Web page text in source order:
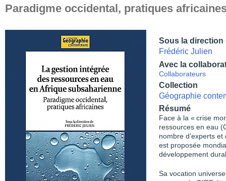
Paradigme occidental, pratiques
Sous la direction
Frédéric Julien
Avec la
Collaborateurs
Collection
Géographie
Résumé
Face à la « crise
ressources en eau
nombre d’experts
est proposée
développement
Sa vocation